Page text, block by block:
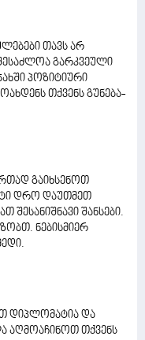
თავს არ
გარკვეული
პოზიტიური
თქვენს გუნება-
გაიხსენოთ
დრო დაუთმეთ
შესანიშნავი შანსები.
ნებისმიერ
დიპლომატია და
აღმოაჩინოთ თქვენს